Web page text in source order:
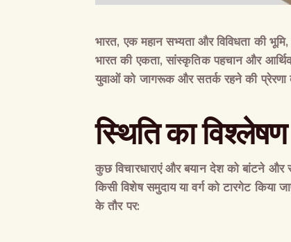
भारत,एक महान सभ्यता और विविधता की भूमि
भारत की एकता,सांस्कृतिक पहचान और
युवाओं को जागरूक और सतर्क रहने की प्रेरणा
स्थितिकाविश्लेषण
कुछ विचारधाराएं और बयान देश को बांटने और
किसी विशेष समुदाय या वर्ग को टारगेट किया
के तौर पर: